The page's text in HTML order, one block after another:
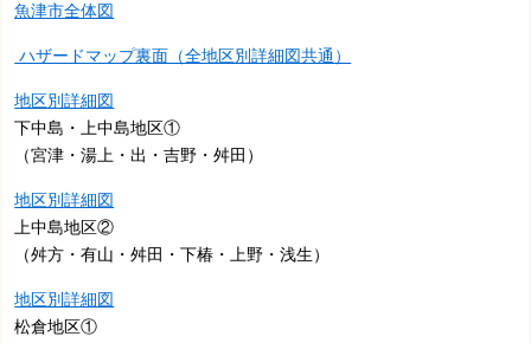
魚津市全体図
ハザードマップ裏面（全地区別詳細図共通）
地区別詳細図
下中島・上中島地区①
（宮津・湯上・出・吉野・舛田）
地区別詳細図
上中島地区②
（舛方・有山・舛田・下椿・上野・浅生）
地区別詳細図
松倉地区①